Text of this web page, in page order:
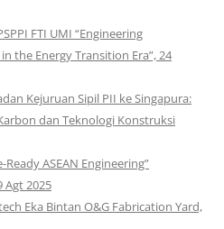
FTI UMI “Engineering
the Energy Transition Era”, 24
Kejuruan Sipil PII ke Singapura:
dan Teknologi Konstruksi
ASEAN Engineering”
Agt 2025
Eka Bintan O&G Fabrication Yard,